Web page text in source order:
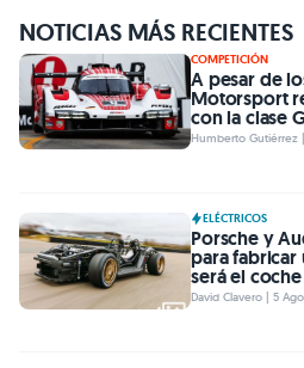
NOTICIAS MÁS RECIENTES
COMPETICIÓN
A pesar de
Motorsport
con la clase
Humberto Gutiérrez
ELÉCTRICOS
Porsche y
para
será el
David Clavero | 5